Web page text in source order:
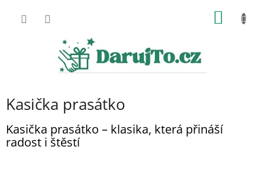
Kasička prasátko
Kasička prasátko – klasika, která přináší
radost i štěstí